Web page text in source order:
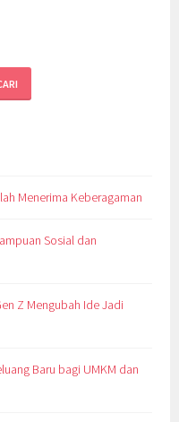
Menerima Keberagaman
Sosial dan
Z Mengubah Ide Jadi
Baru bagi UMKM dan